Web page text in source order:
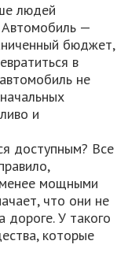
людей
Автомобиль —
бюджет,
в
не
и
доступным? Все
мощными
что они не
дороге. У такого
которые